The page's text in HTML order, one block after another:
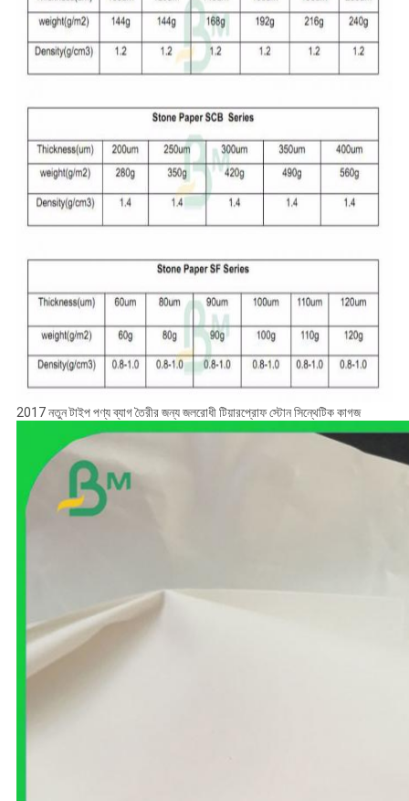
2017 নতুন টাইপ পণ্য ব্যাগ তৈরীর জন্য জলরোধী টিয়ারপ্রোফ স্টোন সিন্থেটিক কাগজ